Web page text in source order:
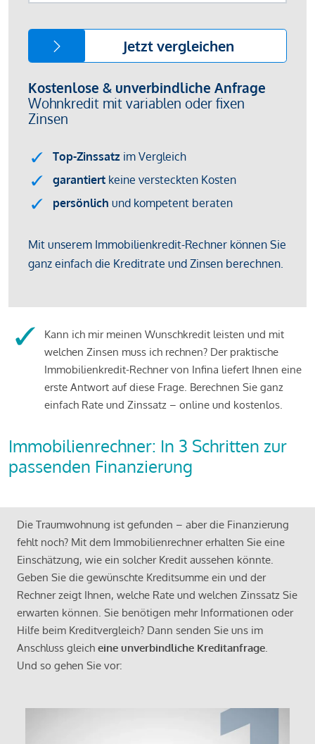
Kann ich mir meinen Wunschkredit leisten und mit
welchen Zinsen muss ich rechnen? Der praktische
Immobilienkredit-Rechner von Infina liefert Ihnen eine
erste Antwort auf diese Frage. Berechnen Sie ganz
einfach Rate und Zinssatz – online und kostenlos.
Immobilienrechner: In 3 Schritten zur
passenden Finanzierung
Die Traumwohnung ist gefunden – aber die Finanzierung
fehlt noch? Mit dem Immobilienrechner erhalten Sie eine
Einschätzung, wie ein solcher Kredit aussehen könnte.
Geben Sie die gewünschte Kreditsumme ein und der
Rechner zeigt Ihnen, welche Rate und welchen Zinssatz Sie
erwarten können. Sie benötigen mehr Informationen oder
Hilfe beim Kreditvergleich? Dann senden Sie uns im
Anschluss gleich eine unverbindliche Kreditanfrage.
Und so gehen Sie vor: